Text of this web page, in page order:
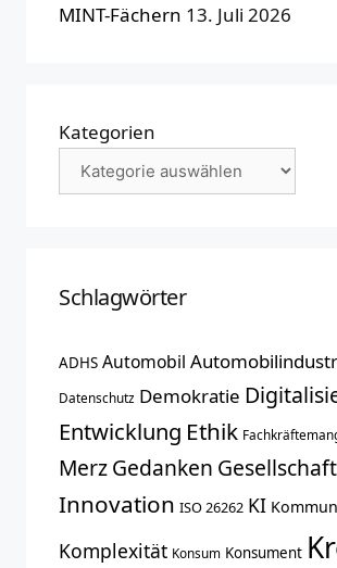
MINT-Fächern 13. Juli 2026
Kategorien
Schlagwörter
ADHS Automobil
Datenschutz Demokratie
Entwicklung Ethik
MerzGedanken Gesellschaft
Innovation ISO 26262 KI
Komplexität Konsum Konsument